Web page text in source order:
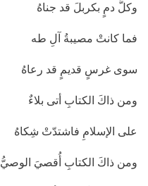
وكلُّ دمٍ بكربلَ قد جناهُ
فما كانتْ مصيبةُ آلِ طه
سوى غرسٍ قديمٍ قد رعاهُ
ومن ذاكَ الكتابِ أتى بلاءٌ
على الإسلامِ فاشتدّتْ شِكاهُ
ومن ذاكَ الكتابِ أُقصيَ الوصيُّ